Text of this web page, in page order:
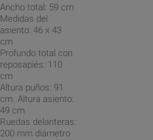
Ancho total: 59 cm
Medidas del
asiento: 46 x 43
cm
Profundo total con
reposapiés: 110
cm
Altura puños: 91
cm. Altura asiento:
49 cm
Ruedas delanteras:
200 mm diámetro